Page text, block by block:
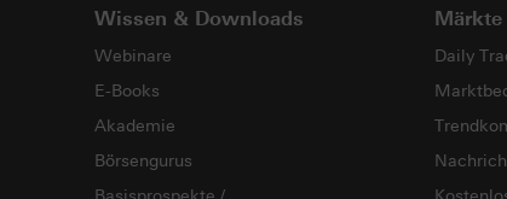
Wissen & Downloads
Webinare
E-Books
Akademie
Börsengurus
Märkte
Daily